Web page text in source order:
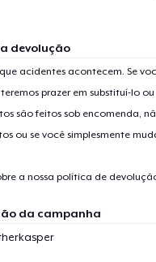
devolução
acidentes acontecem. Se
prazer em substituí-lo
são feitos sob encomenda,
ou se você simplesmente
a nossa política de
da campanha
1